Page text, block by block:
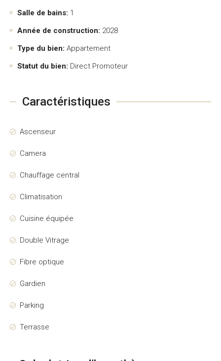
Salle de bains: 1
Année de construction: 2028
Type du bien: Appartement
Statut du bien: Direct Promoteur
Caractéristiques
Ascenseur
Camera
Chauffage central
Climatisation
Cuisine équipée
Double Vitrage
Fibre optique
Gardien
Parking
Terrasse